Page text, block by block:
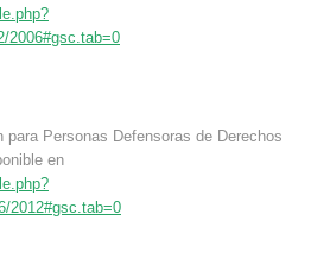
2006#gsc.tab=0
para Personas Defensoras de Derechos
en
2012#gsc.tab=0